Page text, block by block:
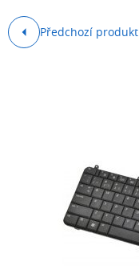
Předchozí produkt